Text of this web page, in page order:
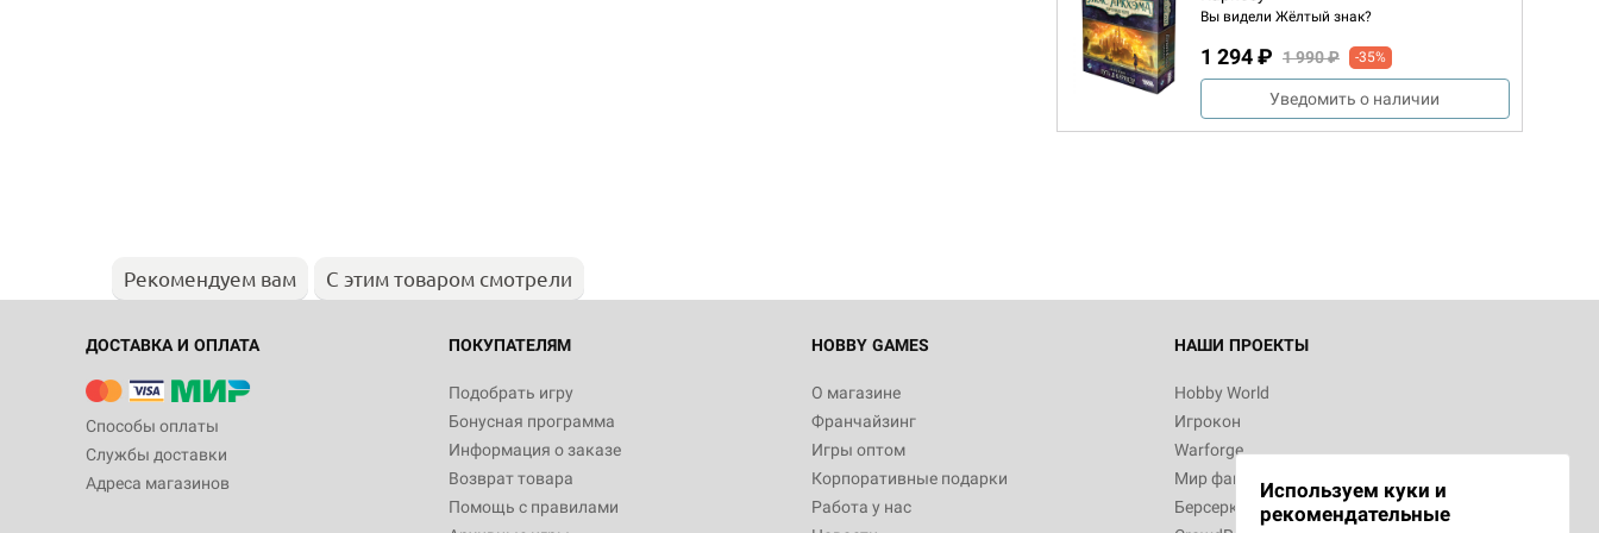
Вы видели Жёлтый знак?
1 294 ₽ 1 990 ₽ -35%
Уведомить о наличии
Рекомендуем вам С этим товаром смотрели
ДОСТАВКА И ОПЛАТА
Способы оплаты
Службы доставки
Адреса магазинов
ПОКУПАТЕЛЯМ
Подобрать игру
Бонусная программа
Информация о заказе
Возврат товара
Помощь с правилами
HOBBY GAMES
О магазине
Франчайзинг
Игры оптом
Корпоративные подарки
Работа у нас
НАШИ ПРОЕКТЫ
Hobby World
Игрокон
Warforge
Мир фантастики
Берсерк
Используем куки и
рекомендательные